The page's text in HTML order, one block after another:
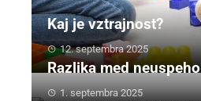
Kaj je vztrajnost?
12. septembra 2025
Razlika med
1. septembra 2025